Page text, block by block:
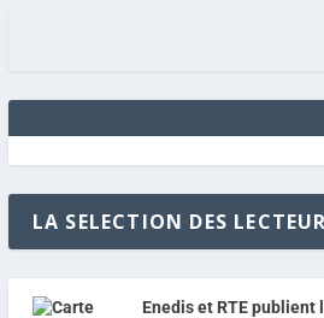
LA SELECTION DES
Enedis et RTE publient